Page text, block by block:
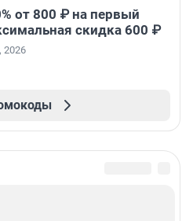
от 800 ₽ на первый
скидка 600 ₽
2026